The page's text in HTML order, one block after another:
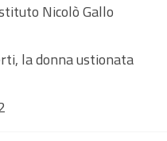
Nicolò Gallo
la donna ustionata